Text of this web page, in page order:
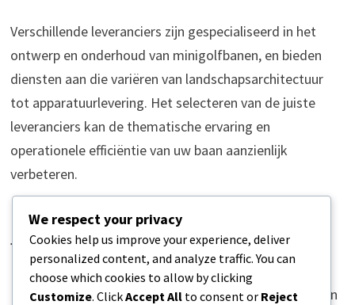
Verschillende leveranciers zijn gespecialiseerd in het
ontwerp en onderhoud van minigolfbanen, en bieden
diensten aan die variëren van landschapsarchitectuur
tot apparatuurlevering. Het selecteren van de juiste
leveranciers kan de thematische ervaring en
operationele efficiëntie van uw baan aanzienlijk
verbeteren.
Landschapsdiensten voor
thematische banen
Landschapsarchitectuur is cruciaal voor het creëren van
We respect your privacy
Cookies help us improve your experience, deliver
personalized content, and analyze traffic. You can
choose which cookies to allow by clicking
Customize. ClickAccept All to consent or Reject